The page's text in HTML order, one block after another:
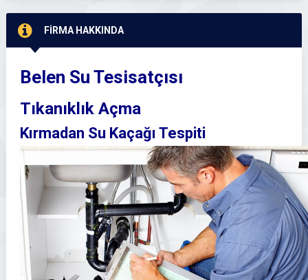
FİRMA HAKKINDA
Belen Su Tesisatçısı
Tıkanıklık Açma
Kırmadan Su Kaçağı Tespiti